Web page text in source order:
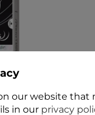
our website that
in our privacy